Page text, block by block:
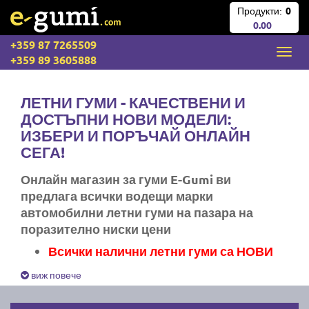
Продукти: 0
0.00
+359 87 7265509
+359 89 3605888
ЛЕТНИ ГУМИ - КАЧЕСТВЕНИ И
ДОСТЪПНИ НОВИ МОДЕЛИ:
ИЗБЕРИ И ПОРЪЧАЙ ОНЛАЙН
СЕГА!
Онлайн магазин за гуми E-Gumi ви
предлага всички водещи марки
автомобилни летни гуми на пазара на
поразително ниски цени
Всички налични летни гуми са НОВИ
Експресна доставка за цяла България
Ние не изпращаме стари гуми
виж повече